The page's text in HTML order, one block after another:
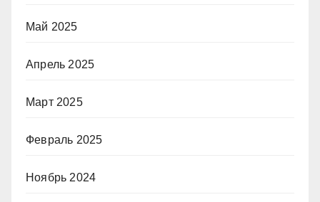
Май 2025
Апрель 2025
Март 2025
Февраль 2025
Ноябрь 2024